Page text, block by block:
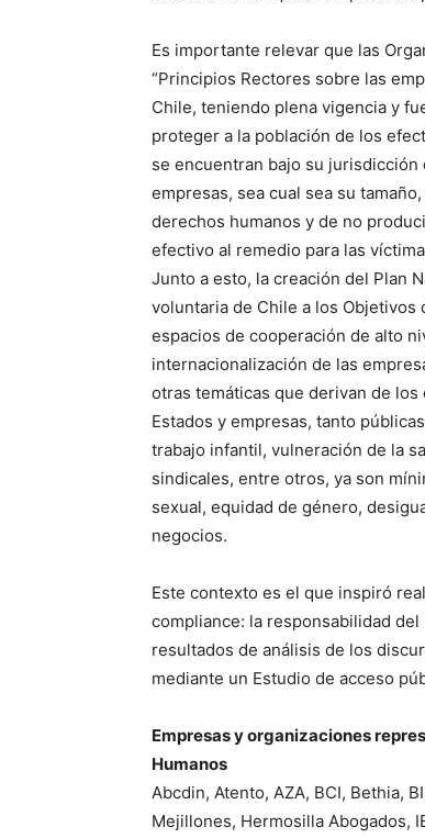
Es importante relevar que las
“Principios Rectores sobre las
Chile, teniendo plena vigencia y
proteger a la población de los
se encuentran bajo su
empresas, sea cual sea su
derechos humanos y de no
efectivo al remedio para las
Junto a esto, la creación del Plan
voluntaria de Chile a los Objetivos
espacios de cooperación de alto
internacionalización de las
otras temáticas que derivan de
Estados y empresas, tanto
trabajo infantil, vulneración de la
sindicales, entre otros, ya son
sexual, equidad de género,
negocios.
Este contexto es el que inspiró
compliance: la responsabilidad
resultados de análisis de los
mediante un Estudio de acceso
Empresas y organizaciones
Humanos
Abcdin, Atento, AZA, BCI, Bethia,
Mejillones, Hermosilla Abogados,